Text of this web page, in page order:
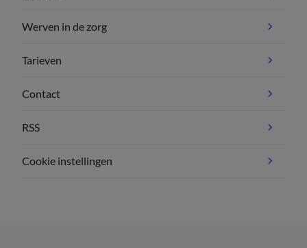
Werven in de zorg
Tarieven
Contact
RSS
Cookie instellingen